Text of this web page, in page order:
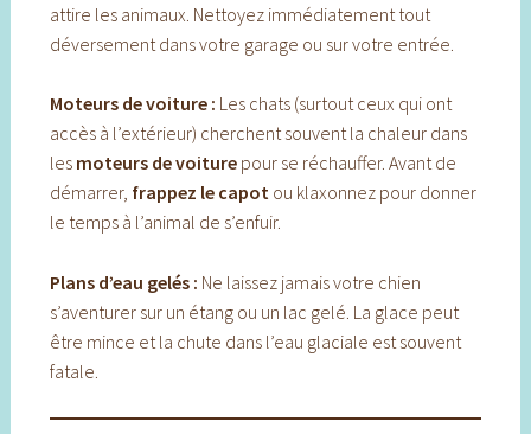
attire les animaux. Nettoyez immédiatement tout
déversement dans votre garage ou sur votre entrée.
Moteurs de voiture : Les chats (surtout ceux qui ont
accès à l’extérieur) cherchent souvent la chaleur dans
les moteurs de voiturepour se réchauffer. Avant de
démarrer, frappez le capotou klaxonnez pour donner
le temps à l’animal de s’enfuir.
Plans d’eau gelés : Ne laissez jamais votre chien
s’aventurer sur un étang ou un lac gelé. La glace peut
être mince et la chute dans l’eau glaciale est souvent
fatale.